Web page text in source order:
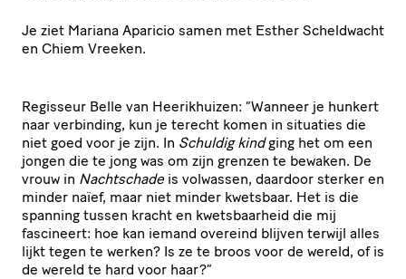
Je ziet Mariana Aparicio samen met Esther Scheldwacht
en Chiem Vreeken.
Regisseur Belle van Heerikhuizen: “Wanneer je hunkert
naar verbinding, kun je terecht komen in situaties die
niet goed voor je zijn. In Schuldig kindging het om een
jongen die te jong was om zijn grenzen te bewaken. De
vrouw in Nachtschade is volwassen, daardoor sterker en
minder naïef, maar niet minder kwetsbaar. Het is die
spanning tussen kracht en kwetsbaarheid die mij
fascineert: hoe kan iemand overeind blijven terwijl alles
lijkt tegen te werken? Is ze te broos voor de wereld, of is
de wereld te hard voor haar?”